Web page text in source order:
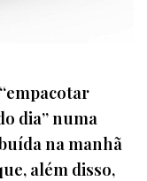
dia” numa
na manhã
além disso,